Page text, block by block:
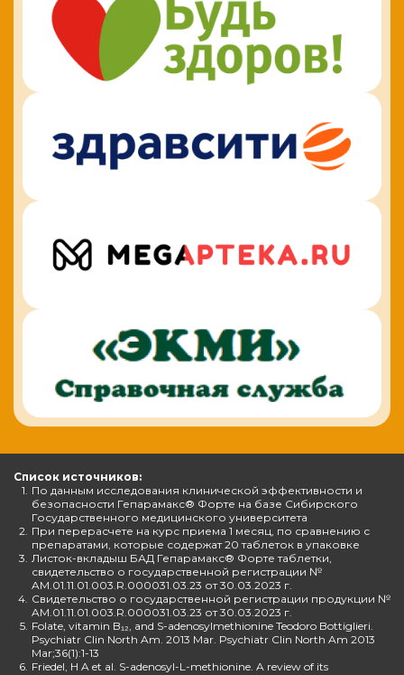
Список источников:
1. По данным исследования клинической эффективности и
безопасности Гепарамакс® Форте на базе Сибирского
Государственного медицинского университета
2. При перерасчете на курс приема 1 месяц, по сравнению с
препаратами, которые содержат 20 таблеток в упаковке
3. Листок-вкладыш БАД Гепарамакс® Форте таблетки,
свидетельство о государственной регистрации №
AM.01.11.01.003.R.000031.03.23 от 30.03.2023 г.
4. Свидетельство о государственной регистрации продукции №
AM.01.11.01.003.R.000031.03.23 от 30.03.2023 г.
5. Folate, vitamin B₁₂, and S-adenosylmethionine Teodoro Bottiglieri.
Psychiatr Clin North Am. 2013 Mar. Psychiatr Clin North Am 2013
Mar;36(1):1-13
6. Friedel, H A et al. S-adenosyl-L-methionine. A review of its